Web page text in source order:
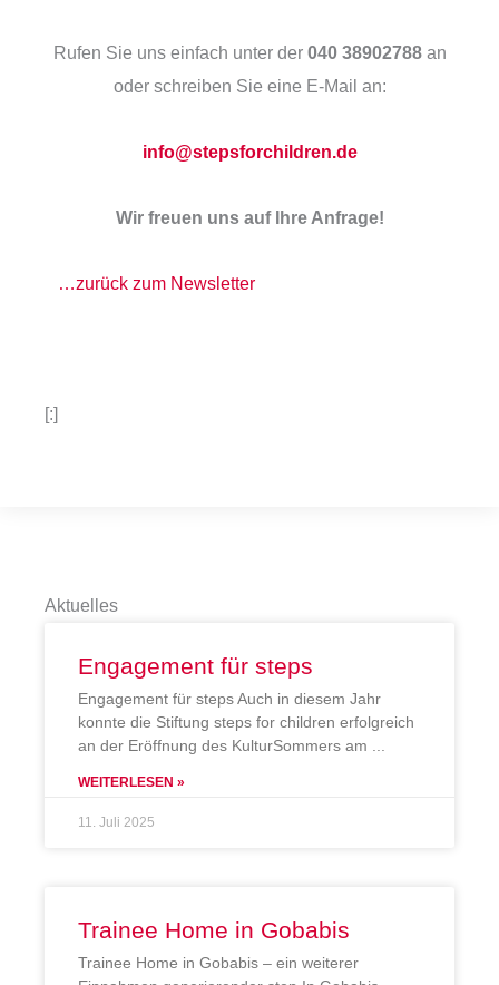
Rufen Sie uns einfach unter der 040 38902788an
oder schreiben Sie eine E-Mail an:
info@stepsforchildren.de
Wir freuen uns auf Ihre Anfrage!
…zurück zum Newsletter
[:]
Aktuelles
Engagement für steps
Engagement für steps Auch in diesem Jahr
konnte die Stiftung steps for children erfolgreich
an der Eröffnung des KulturSommers am
WEITERLESEN »
11. Juli 2025
Trainee Home in Gobabis
Trainee Home in Gobabis – ein weiterer